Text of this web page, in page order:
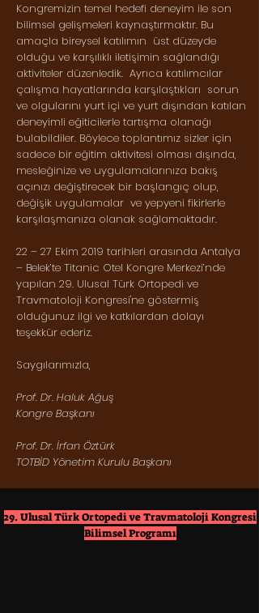
Kongremizin temel hedefi deneyim ile son
bilimsel gelişmeleri kaynaştırmaktır. Bu
amaçla bireysel katılımın üst düzeyde
olduğu ve karşılıklı iletişimin sağlandığı
aktiviteler düzenledik. Ayrıca katılımcılar
çalışma hayatlarında karşılaştıkları sorun
ve olgularını yurt içi ve yurt dışından katılan
deneyimli eğiticilerle tartışma olanağı
bulabildiler. Böylece toplantımız sizler için
sadece bir eğitim aktivitesi olması dışında,
mesleğinize ve uygulamalarınıza bakış
açınızı değiştirecek bir başlangıç olup,
değişik uygulamalar ve yepyeni fikirlerle
karşılaşmanıza olanak sağlamaktadır.
22 – 27 Ekim 2019 tarihleri arasında Antalya
– Belek’te Titanic Otel Kongre Merkezi’nde
yapılan 29. Ulusal Türk Ortopedi ve
Travmatoloji Kongresi'ne göstermiş
olduğunuz ilgi ve katkılardan dolayı
teşekkür ederiz.
Saygılarımızla,
Prof. Dr. Haluk Ağuş
Kongre Başkanı
Prof. Dr. İrfan Öztürk
TOTBİD Yönetim Kurulu Başkanı
29. Ulusal Türk Ortopedi ve Travmatoloji Kongresi
Bilimsel Programı